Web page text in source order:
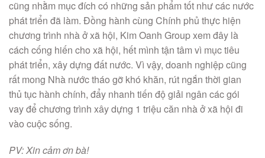
cũng nhằm mục đích có những sản phẩm tốt như các nước
phát triển đã làm. Đồng hành cùng Chính phủ thực hiện
chương trình nhà ở xã hội, Kim Oanh Group xem đây là
cách cống hiến cho xã hội, hết mình tận tâm vì mục tiêu
phát triển, xây dựng đất nước. Vì vậy, doanh nghiệp cũng
rất mong Nhà nước tháo gỡ khó khăn, rút ngắn thời gian
thủ tục hành chính, đẩy nhanh tiến độ giải ngân các gói
vay để chương trình xây dựng 1 triệu căn nhà ở xã hội đi
vào cuộc sống.
PV: Xin cảm ơn bà!